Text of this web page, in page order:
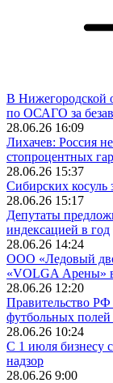
В Нижегородской
по ОСАГО за
28.06.26 16:09
Лихачев: Россия
стопроцентных
28.06.26 15:37
Сибирских косуль
28.06.26 15:17
Депутаты
индексацией в год
28.06.26 14:24
ООО «Ледовый
«VOLGA Арены»
28.06.26 12:20
Правительство
футбольных полей
28.06.26 10:24
С 1 июля бизнесу
надзор
28.06.26 9:00